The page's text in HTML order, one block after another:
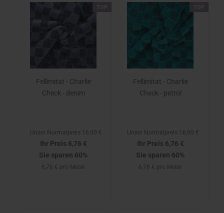
Fellimitat - Charlie
Check - denim
Unser Normalpreis 16,90 €
Ihr Preis 6,76 €
Sie sparen 60%
6,76 € pro Meter
Fellimitat - Charlie
Check - petrol
Unser Normalpreis 16,90 €
Ihr Preis 6,76 €
Sie sparen 60%
6,76 € pro Meter